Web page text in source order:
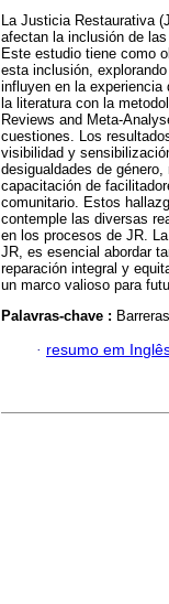
La Justicia Restaurativa
afectan la inclusión de
Este estudio tiene como
esta inclusión,
influyen en la
la literatura con la
Reviews and Meta-
cuestiones. Los
visibilidad y
desigualdades de
capacitación de
comunitario. Estos
contemple las diversas
en los procesos de JR.
JR, es esencial abordar
reparación integral y
un marco valioso para
Palavras-chave :
· resumo em